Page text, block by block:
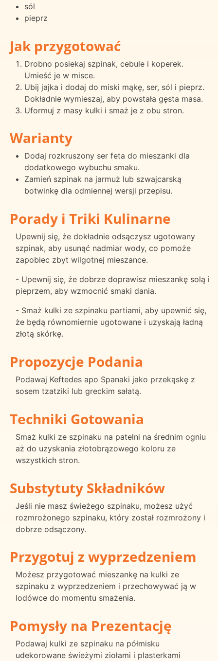
sól
pieprz
Jak przygotować
Drobno posiekaj szpinak, cebule i koperek.
Umieść je w misce.
Ubij jajka i dodaj do miski mąkę, ser, sól i pieprz.
Dokładnie wymieszaj, aby powstała gęsta masa.
Uformuj z masy kulki i smaż je z obu stron.
Warianty
Dodaj rozkruszony ser feta do mieszanki dla
dodatkowego wybuchu smaku.
Zamień szpinak na jarmuż lub szwajcarską
botwinkę dla odmiennej wersji przepisu.
Porady i Triki Kulinarne
Upewnij się, że dokładnie odsączysz ugotowany
szpinak, aby usunąć nadmiar wody, co pomoże
zapobiec zbyt wilgotnej mieszance.
- Upewnij się, że dobrze doprawisz mieszankę solą i
pieprzem, aby wzmocnić smaki dania.
- Smaż kulki ze szpinaku partiami, aby upewnić się,
że będą równomiernie ugotowane i uzyskają ładną
złotą skórkę.
Propozycje Podania
Podawaj Keftedes apo Spanaki jako przekąskę z
sosem tzatziki lub greckim sałatą.
Techniki Gotowania
Smaż kulki ze szpinaku na patelni na średnim ogniu
aż do uzyskania złotobrązowego koloru ze
wszystkich stron.
Substytuty Składników
Jeśli nie masz świeżego szpinaku, możesz użyć
rozmrożonego szpinaku, który został rozmrożony i
dobrze odsączony.
Przygotuj z wyprzedzeniem
Możesz przygotować mieszankę na kulki ze
szpinaku z wyprzedzeniem i przechowywać ją w
lodówce do momentu smażenia.
Pomysły na Prezentację
Podawaj kulki ze szpinaku na półmisku
udekorowane świeżymi ziołami i plasterkami